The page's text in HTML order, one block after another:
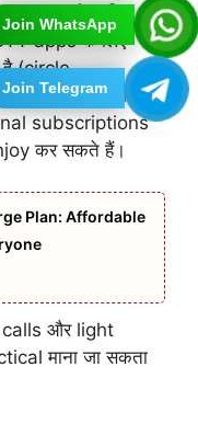
Join WhatsApp
Join Telegram
भी शामिल होते
apps के लिए
(circle-
के लिए value
subscriptions
कर सकते हैं।
Plan: Affordable
और light
माना जा सकता